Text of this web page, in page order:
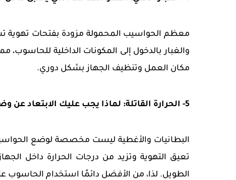
معظم الحواسيب المحمولة مزودة بفتحات تهوية
والغبار بالدخول إلى المكونات الداخلية
مكان العمل وتنظيف الجهاز بشكل دوري.
5- الحرارة القاتلة: لماذا يجب عليك الابتعاد عن وضع حاسوبك المحمول على البطانية؟
البطانيات والأغطية ليست مخصصة لوضع
تعيق التهوية وتزيد من درجات الحرارة داخل
الطويل. لذا، من الأفضل دائمًا استخدام